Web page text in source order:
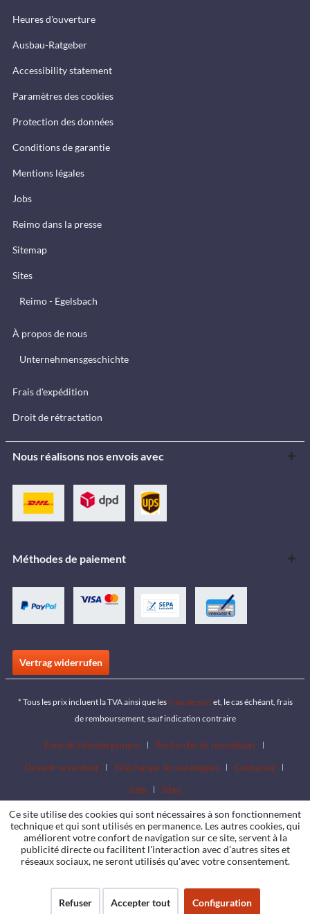
Heures d'ouverture
Ausbau-Ratgeber
Accessibility statement
Paramètres des cookies
Protection des données
Conditions de garantie
Mentions légales
Jobs
Reimo dans la presse
Sitemap
Sites
Reimo - Egelsbach
À propos de nous
Unternehmensgeschichte
Frais d'expédition
Droit de rétractation
Nous réalisons nos envois avec
Méthodes de paiement
Vertrag widerrufen
* Tous les prix incluent la TVA ainsi que lesfrais de portet, le cas échéant, frais
de remboursement, sauf indication contraire
Zone de téléchargement
Recherche de revendeurs
Devenir revendeur
Télécharger les catalogues
Contactez
Jobs
Sites
Ce site utilise des cookies qui sont nécessaires à son fonctionnement
technique et qui sont utilisés en permanence. Les autres cookies, qui
améliorent votre confort de navigation sur ce site, servent à la
publicité directe ou facilitent l'interaction avec d'autres sites et
réseaux sociaux, ne seront utilisés qu'avec votre consentement.
Refuser Accepter tout Configuration